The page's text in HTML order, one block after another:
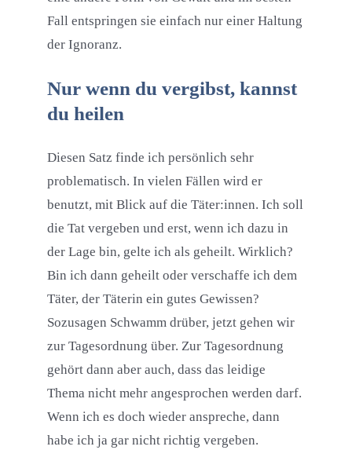
Fall entspringen sie einfach nur einer Haltung
der Ignoranz.
Nur wenn du vergibst, kannst
du heilen
Diesen Satz finde ich persönlich sehr
problematisch. In vielen Fällen wird er
benutzt, mit Blick auf die Täter:innen. Ich soll
die Tat vergeben und erst, wenn ich dazu in
der Lage bin, gelte ich als geheilt. Wirklich?
Bin ich dann geheilt oder verschaffe ich dem
Täter, der Täterin ein gutes Gewissen?
Sozusagen Schwamm drüber, jetzt gehen wir
zur Tagesordnung über. Zur Tagesordnung
gehört dann aber auch, dass das leidige
Thema nicht mehr angesprochen werden darf.
Wenn ich es doch wieder anspreche, dann
habe ich ja gar nicht richtig vergeben.